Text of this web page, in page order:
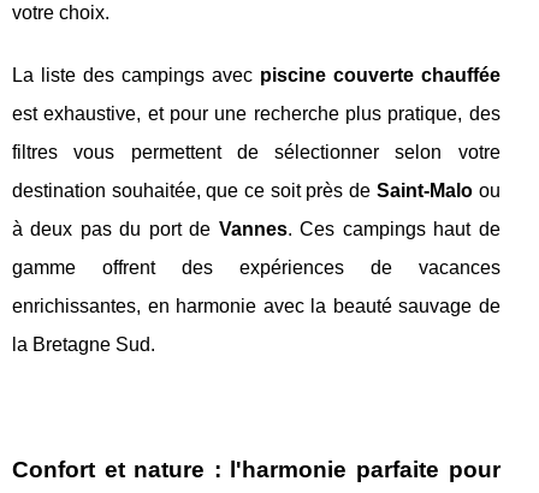
votre choix.
La liste des campings avec piscine couverte chauffée
est exhaustive, et pour une recherche plus pratique, des
filtres vous permettent de sélectionner selon votre
destination souhaitée, que ce soit près de Saint-Maloou
à deux pas du port de Vannes. Ces campings haut de
gamme offrent des expériences de vacances
enrichissantes, en harmonie avec la beauté sauvage de
la Bretagne Sud.
Confort et nature : l'harmonie parfaite pour